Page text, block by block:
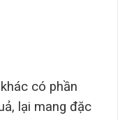
có phần
lại mang đặc